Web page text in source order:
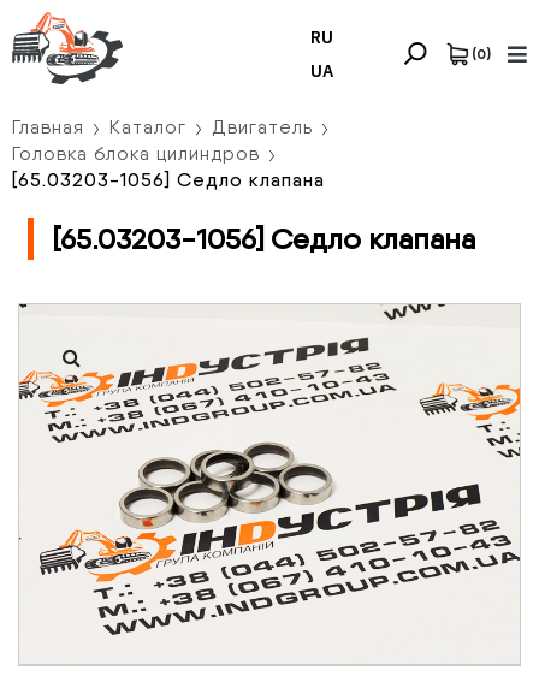
RU
UA
(0)
Главная Каталог
Двигатель
Головка блока цилиндров
[65.03203-1056] Седло клапана
[65.03203-1056] Седло клапана